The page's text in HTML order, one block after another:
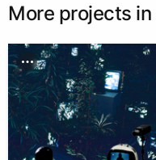
More projects in